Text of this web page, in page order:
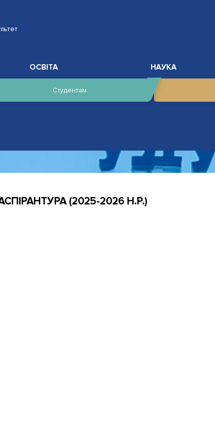
ОСВІТА НАУКА
Студентам
(2025-2026 Н.Р.)